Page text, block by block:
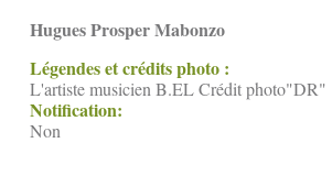
Hugues Prosper Mabonzo
Légendes et crédits photo :
L'artiste musicien B.EL Crédit photo"DR"
Notification:
Non